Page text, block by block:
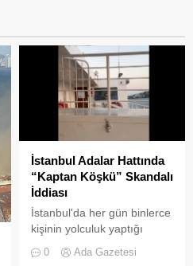
İstanbul Adalar Hattında
“Kaptan Köşkü” Skandalı
İddiası
İstanbul'da her gün binlerce
kişinin yolculuk yaptığı
görüntüler "bu kadarına da
0 Ada Gazetesi